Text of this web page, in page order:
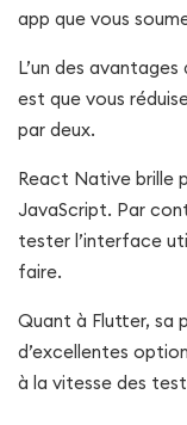
app que vous
L’un des
est que vous
par deux.
React Native brille
JavaScript. Par
tester l’interface
faire.
Quant à Flutter, sa
d’excellentes
à la vitesse des